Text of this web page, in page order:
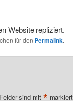
Website repliziert.
für den Permalink.
sind mit * markiert